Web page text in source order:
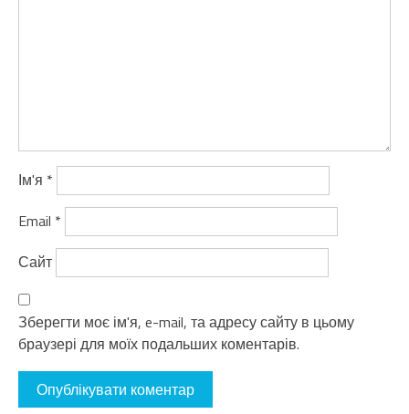
Ім'я *
Email *
Сайт
Зберегти моє ім'я, e-mail, та адресу сайту в цьому
браузері для моїх подальших коментарів.